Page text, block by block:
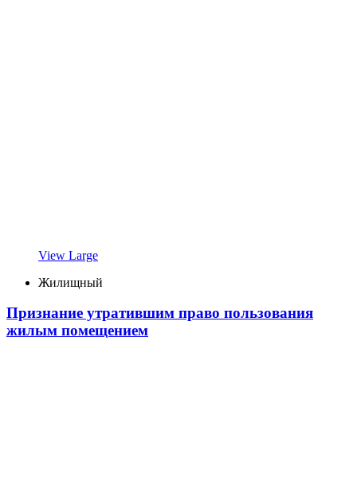
View Large
Жилищный
Признание утратившим право пользования
жилым помещением